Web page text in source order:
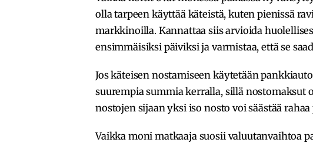
olla tarpeen käyttää käteistä, kuten pienissä
markkinoilla. Kannattaa siis arvioida
ensimmäisiksi päiviksi ja varmistaa, että se
Jos käteisen nostamiseen käytetään
suurempia summia kerralla, sillä nostomaksut
nostojen sijaan yksi iso nosto voi säästää
Vaikka moni matkaaja suosii valuutanvaihtoa